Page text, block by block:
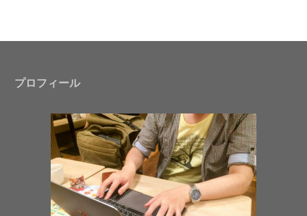
プロフィール